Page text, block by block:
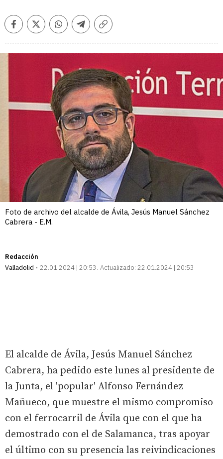
FacebookTwitterWhatsappTelegramCopiar
Foto de archivo del alcalde de Ávila, Jesús Manuel Sánchez
Cabrera - E.M.
Redacción
Valladolid
22.01.2024 | 20:53 Actualizado: 22.01.2024 | 20:53
El alcalde de Ávila, Jesús Manuel Sánchez
Cabrera, ha pedido este lunes al presidente de
la Junta, el 'popular' Alfonso Fernández
Mañueco, que muestre el mismo compromiso
con el ferrocarril de Ávila que con el que ha
demostrado con el de Salamanca, tras apoyar
el último con su presencia las reivindicaciones